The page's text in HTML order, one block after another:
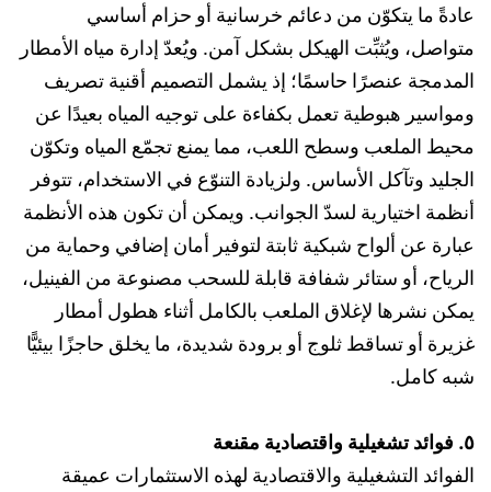
عادةً ما يتكوّن من دعائم خرسانية أو حزام أساسي
متواصل، ويُثبِّت الهيكل بشكل آمن. ويُعدّ إدارة مياه الأمطار
المدمجة عنصرًا حاسمًا؛ إذ يشمل التصميم أقنية تصريف
ومواسير هبوطية تعمل بكفاءة على توجيه المياه بعيدًا عن
محيط الملعب وسطح اللعب، مما يمنع تجمّع المياه وتكوّن
الجليد وتآكل الأساس. ولزيادة التنوّع في الاستخدام، تتوفر
أنظمة اختيارية لسدّ الجوانب. ويمكن أن تكون هذه الأنظمة
عبارة عن ألواح شبكية ثابتة لتوفير أمان إضافي وحماية من
الرياح، أو ستائر شفافة قابلة للسحب مصنوعة من الفينيل،
يمكن نشرها لإغلاق الملعب بالكامل أثناء هطول أمطار
غزيرة أو تساقط ثلوج أو برودة شديدة، ما يخلق حاجزًا بيئيًّا
شبه كامل.
٥. فوائد تشغيلية واقتصادية مقنعة
الفوائد التشغيلية والاقتصادية لهذه الاستثمارات عميقة